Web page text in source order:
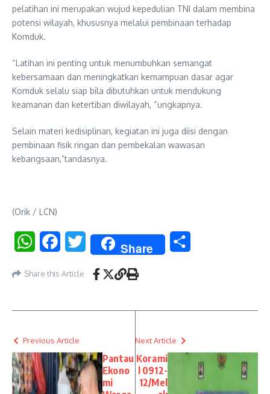
pelatihan ini merupakan wujud kepedulian TNI dalam membina
potensi wilayah, khususnya melalui pembinaan terhadap
Komduk.
“Latihan ini penting untuk menumbuhkan semangat
kebersamaan dan meningkatkan kemampuan dasar agar
Komduk selalu siap bila dibutuhkan untuk mendukung
keamanan dan ketertiban diwilayah, “ungkapnya.
Selain materi kedisiplinan, kegiatan ini juga diisi dengan
pembinaan fisik ringan dan pembekalan wawasan
kebangsaan,”tandasnya.
(Orik / LCN)
WhatsAppFacebookTwitter Share
Share this Article
Previous Article
Pantau
Ekono
mi
Next Article
Korami
l 0912-
12/Mel